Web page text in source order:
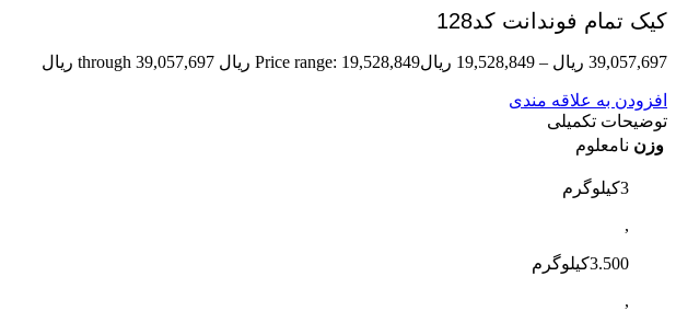
کیک تمام فوندانت کد128
39,057,697 ریال –
19,528,849 ریالPrice range: 19,528,849 ریال through 39,057,697 ریال
افزودن به علاقه مندی
توضیحات تکمیلی
وزن نامعلوم
3کیلوگرم
,
3.500کیلوگرم
,